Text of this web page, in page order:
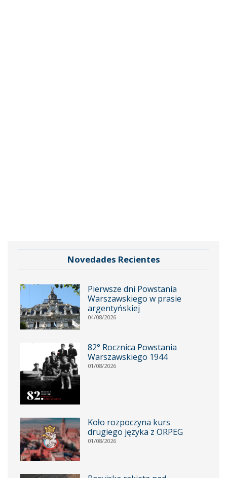
Novedades Recientes
Pierwsze dni Powstania
Warszawskiego w prasie
argentyńskiej
04/08/2026
82° Rocznica Powstania
Warszawskiego 1944
01/08/2026
Koło rozpoczyna kurs
drugiego języka z ORPEG
01/08/2026